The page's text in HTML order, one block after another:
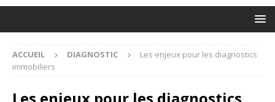
ACCUEIL DIAGNOSTIC
Les enjeux pour les diagnostics
immobiliers